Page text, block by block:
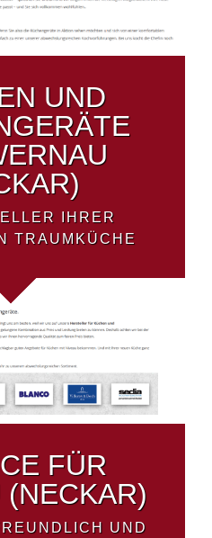
UND
IHRER
TRAUMKÜCHE
FÜR
UND